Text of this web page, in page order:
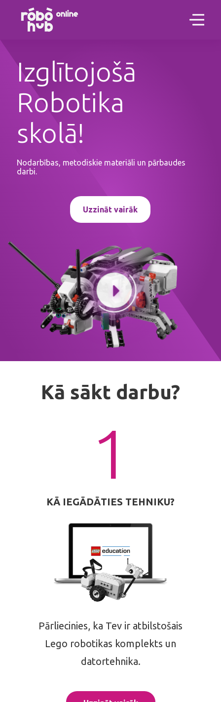
Izglītojošā
Robotika
skolā!
Nodarbības, metodiskie materiāli un pārbaudes
darbi.
Uzzināt vairāk
Kā sākt darbu?
1
KĀ IEGĀDĀTIES TEHNIKU?
Pārliecinies, ka Tev ir atbilstošais
Lego robotikas komplekts un
datortehnika.